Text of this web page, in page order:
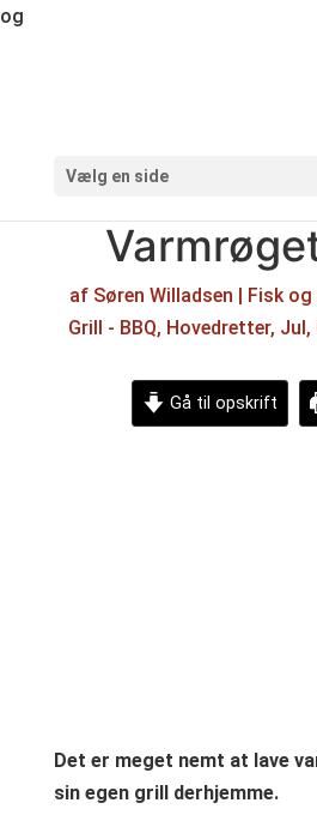
og
Vælg en side
af Søren Willadsen | Fisk og
Grill - BBQ, Hovedretter, Jul,
Gå til opskrift
Det er meget nemt at lave
sin egen grill derhjemme.